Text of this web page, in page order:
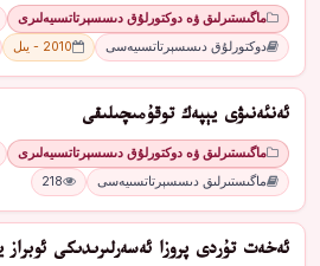
ماگىستىرلىق ۋە دوكتورلۇق دىسسېرتاتسىيەلىرى
دوكتورلۇق دىسسېرتاتسىيەسى
2010 - يىل
ئەنئەنىۋى يېپەك توقۇمىچىلىقى
ماگىستىرلىق ۋە دوكتورلۇق دىسسېرتاتسىيەلىرى
ماگىستىرلىق دىسسېرتاتسىيەسى
218
ئەخەت تۇردى پروزا ئەسەرلىرىدىكى ئوبراز